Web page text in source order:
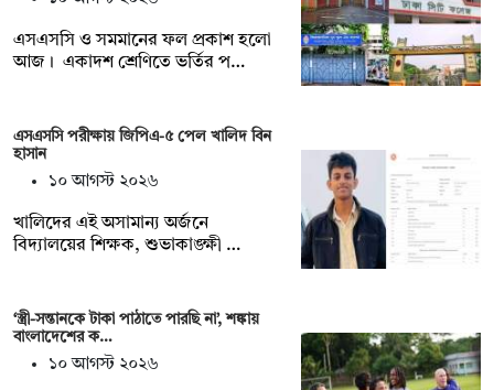
এসএসসি ও সমমানের ফল প্রকাশ হলো
আজ। একাদশ শ্রেণিতে ভর্তির প…
এসএসসি পরীক্ষায় জিপিএ-৫ পেল খালিদ বিন
হাসান
১০ আগস্ট ২০২৬
খালিদের এই অসামান্য অর্জনে
বিদ্যালয়ের শিক্ষক, শুভাকাঙ্ক্ষী …
‘স্ত্রী-সন্তানকে টাকা পাঠাতে পারছি না’, শঙ্কায়
বাংলাদেশের ক…
১০ আগস্ট ২০২৬